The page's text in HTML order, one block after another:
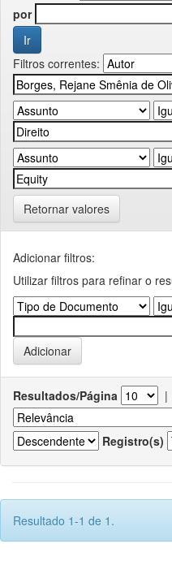
por
Filtros correntes:
Retornar valores
Adicionar filtros:
Utilizar filtros para refinar o
Resultados/Página |
Registro(s)
Resultado 1-1 de 1.